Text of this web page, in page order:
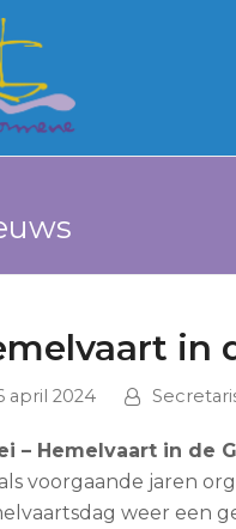
in
april 2024
– Hemelvaart in de
voorgaande jaren
weer een